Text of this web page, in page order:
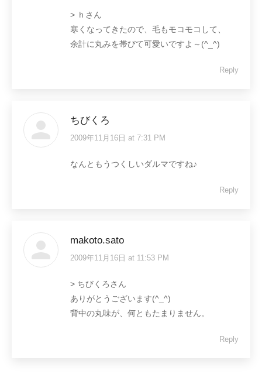
> ｈさん
寒くなってきたので、毛もモコモコして、
余計に丸みを帯びて可愛いですよ～(^_^)
Reply
ちびくろ
says:
2009年11月16日 at 7:31 PM
なんともうつくしいダルマですね♪
Reply
makoto.sato
says:
2009年11月16日 at 11:53 PM
> ちびくろさん
ありがとうございます(^_^)
背中の丸味が、何ともたまりません。
Reply